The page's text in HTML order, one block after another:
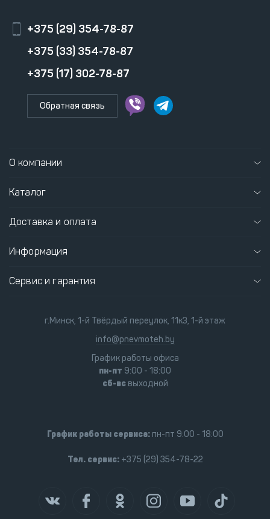
+375 (29) 354-78-87
+375 (33) 354-78-87
+375 (17) 302-78-87
Обратная связь
О компании
Каталог
Доставка и оплата
Информация
Сервис и гарантия
г.Минск, 1-й Твёрдый переулок, 11к3, 1-й этаж
info@pnevmoteh.by
График работы офиса
пн-пт 9:00 - 18:00
сб-всвыходной
График работы сервиса:пн-пт 9:00 - 18:00
Тел. сервис:+375 (29) 354-78-22